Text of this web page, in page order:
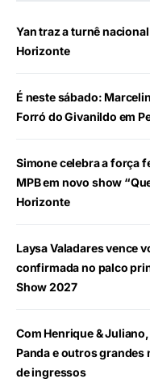
Yan traz a turnê
Horizonte
É neste sábado:
Forró do Givanildo em
Simone celebra a força
MPB em novo show
Horizonte
Laysa Valadares vence
confirmada no palco
Show 2027
Com Henrique &
Panda e outros grandes
de ingressos